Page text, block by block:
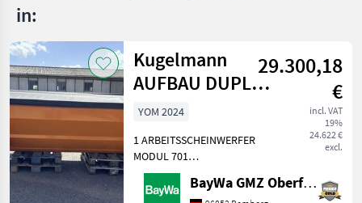
in:
Kugelmann
AUFBAU DUPLEX
3,2 M³
29.300,18
€
incl. VAT
19%
24.622 €
excl.
YOM 2024
1 ARBEITSSCHEINWERFER
MODUL 701
AUFSTIEGSLEITER A
DUPLEX VA1 ELEKTRISCHE
BayWa GMZ Oberfranken